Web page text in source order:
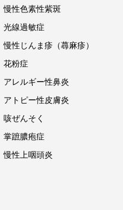
慢性色素性紫斑
光線過敏症
慢性じんま疹（蕁麻疹）
花粉症
アレルギー性鼻炎
アトピー性皮膚炎
咳ぜんそく
掌蹠膿疱症
慢性上咽頭炎